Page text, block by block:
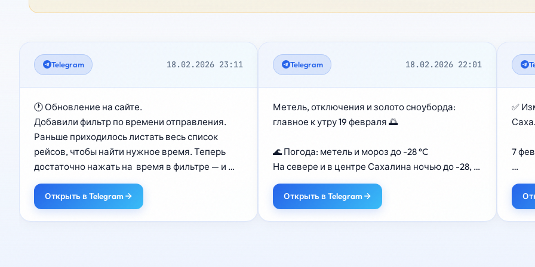
Telegram 18.02.2026 23:11
🕐 Обновление на сайте.
Добавили фильтр по времени отправления.
Раньше приходилось листать весь список
рейсов, чтобы найти нужное время. Теперь
достаточно нажать на  время в фильтре — и
сайт покажет только подходящие рейсы.
Особенно удобно на маршрутах №518 и №505,
где рейсов много и искать нужный было
Открыть в Telegram
Telegram 18.02.2026 22:01
Метель, отключения и золото сноуборда:
главное к утру 19 февраля 🌅
🌊 Погода: метель и мороз до -28 °C
На севере и в центре Сахалина ночью до -28,
днём -10…-15. В южных районах — небольшая
метель, днём -2…-4.
В Южно-Сахалинске: северо-западный ветер
Открыть в Telegram
✅
7